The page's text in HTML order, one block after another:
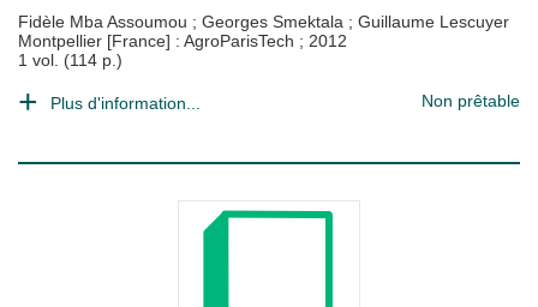
Fidèle Mba Assoumou ; Georges Smektala ; Guillaume Lescuyer
Montpellier [France] : AgroParisTech ; 2012
1 vol. (114 p.)
Plus d'information... Non prêtable